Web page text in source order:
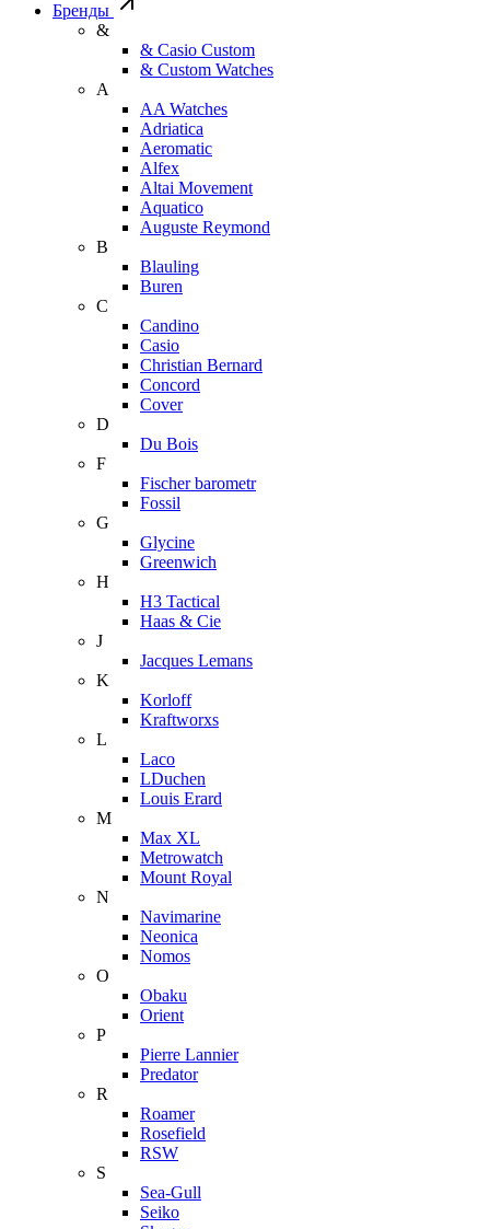
Бренды
&
& Casio Custom
& Custom Watches
A
AA Watches
Adriatica
Aeromatic
Alfex
Altai Movement
Aquatico
Auguste Reymond
B
Blauling
Buren
C
Candino
Casio
Christian Bernard
Concord
Cover
D
Du Bois
F
Fischer barometr
Fossil
G
Glycine
Greenwich
H
H3 Tactical
Haas & Cie
J
Jacques Lemans
K
Korloff
Kraftworxs
L
Laco
LDuchen
Louis Erard
M
Max XL
Metrowatch
Mount Royal
N
Navimarine
Neonica
Nomos
O
Obaku
Orient
P
Pierre Lannier
Predator
R
Roamer
Rosefield
RSW
S
Sea-Gull
Seiko